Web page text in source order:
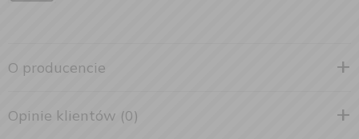
O producencie
Opinie klientów (0)